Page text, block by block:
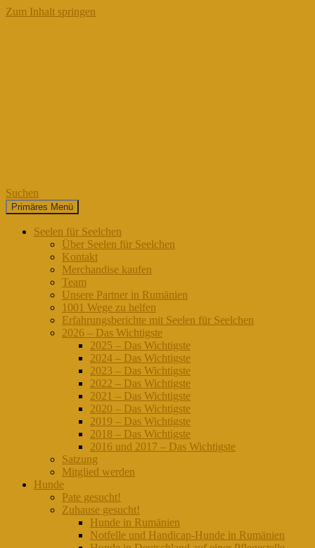
Zum Inhalt springen
Seelen für Seelchen
Suchen
Primäres Menü
Seelen für Seelchen
Über Seelen für Seelchen
Kontakt
Merchandise kaufen
Team
Unsere Partner in Rumänien
1001 Wege zu helfen
Erfahrungsberichte mit Seelen für Seelchen
2026 – Das Wichtigste
2025 – Das Wichtigste
2024 – Das Wichtigste
2023 – Das Wichtigste
2022 – Das Wichtigste
2021 – Das Wichtigste
2020 – Das Wichtigste
2019 – Das Wichtigste
2018 – Das Wichtigste
2016 und 2017 – Das Wichtigste
Satzung
Mitglied werden
Hunde
Pate gesucht!
Zuhause gesucht!
Hunde in Rumänien
Notfelle und Handicap-Hunde in Rumänien